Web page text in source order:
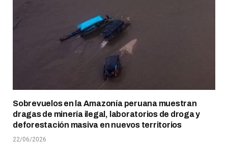
Sobrevuelos en la Amazonía peruana muestran
dragas de minería ilegal, laboratorios de droga y
deforestación masiva en nuevos territorios
22/06/2026